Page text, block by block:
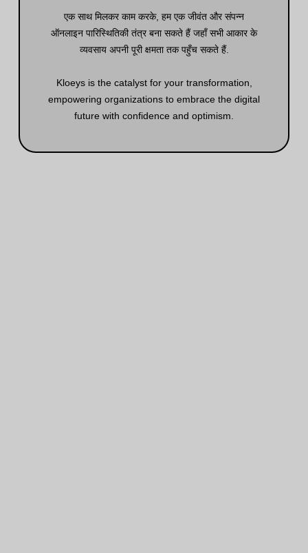
एक साथ मिलकर काम करके, हम एक जीवंत और संपन्न
ऑनलाइन पारिस्थितिकी तंत्र बना सकते हैं जहाँ सभी आकार के
व्यवसाय अपनी पूरी क्षमता तक पहुँच सकते हैं.
Kloeys is the catalyst for your transformation,
empowering organizations to embrace the digital
future with confidence and optimism.